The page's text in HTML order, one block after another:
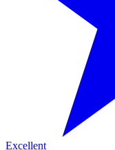
Excellent